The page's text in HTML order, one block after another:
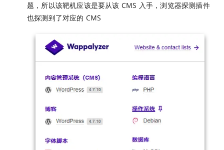
题，所以该靶机应该是要从该 CMS 入手，浏览器探测插件
也探测到了对应的 CMS